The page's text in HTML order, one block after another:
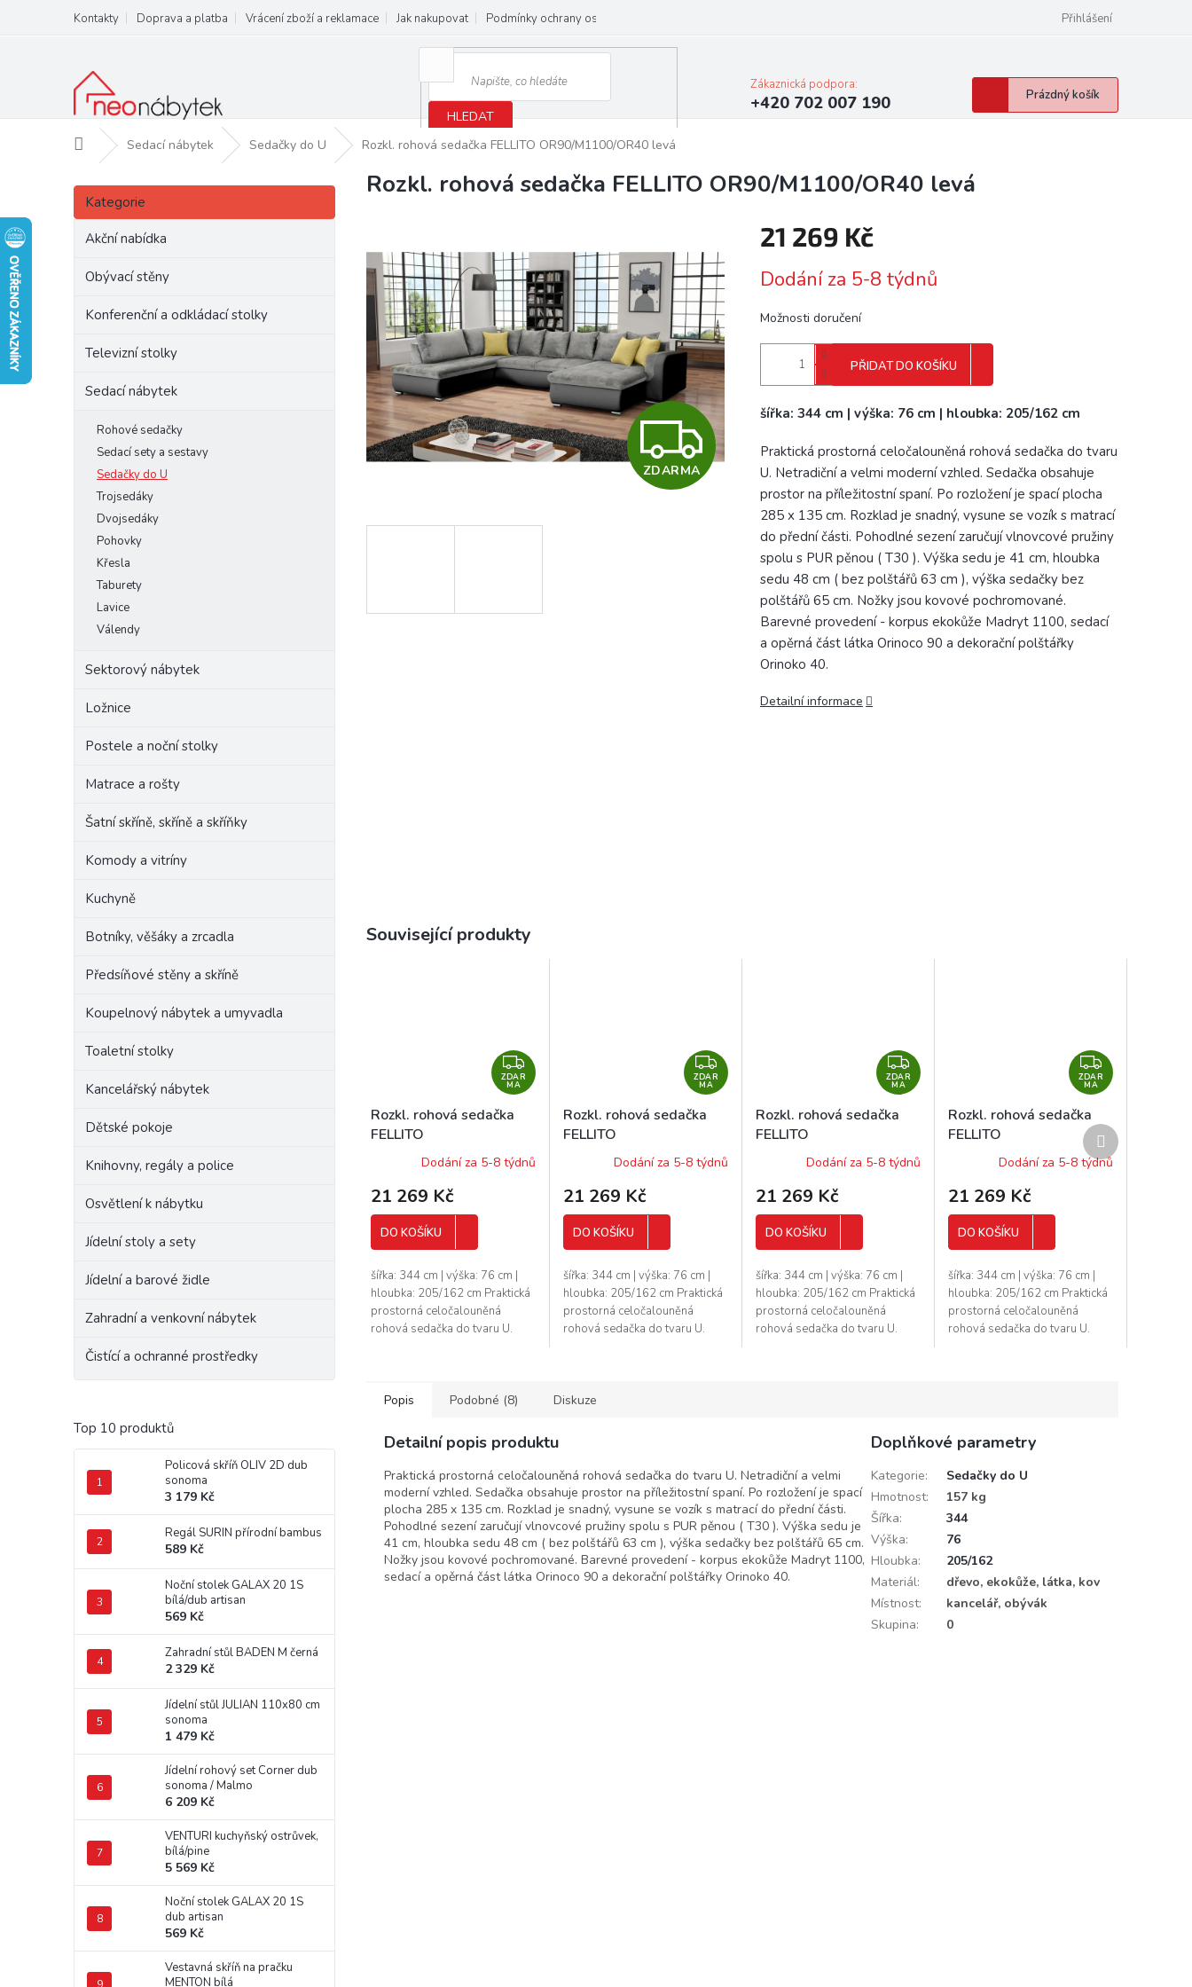
obsah
Kontakty Doprava a platba Vrácení zboží a reklamace Jak nakupovat Podmínky ochrany osobních údajů Přihlášení
HLEDAT
Zákaznická podpora:
+420 702 007 190
Nákupní
košík
Prázdný košík
Domů Sedací nábytek Sedačky do U Rozkl. rohová sedačka FELLITO OR90/M1100/OR40 levá
P
s
Přeskočit
kategorie
Kategorie
Akční nabídka
Obývací stěny
Konferenční a odkládací stolky
Televizní stolky
Sedací nábytek
Rohové sedačky
Sedací sety a sestavy
Sedačky do U
Trojsedáky
Dvojsedáky
Pohovky
Křesla
Taburety
Lavice
Válendy
Sektorový nábytek
Ložnice
Postele a noční stolky
Matrace a rošty
Šatní skříně, skříně a skříňky
Komody a vitríny
Kuchyně
Botníky, věšáky a zrcadla
Předsíňové stěny a skříně
Koupelnový nábytek a umyvadla
Toaletní stolky
Kancelářský nábytek
Dětské pokoje
Knihovny, regály a police
Osvětlení k nábytku
Jídelní stoly a sety
Jídelní a barové židle
Zahradní a venkovní nábytek
Čistící a ochranné prostředky
Top 10 produktů
Policová skříň OLIV 2D dub
sonoma
3 179 Kč
Regál SURIN přírodní bambus
589 Kč
Noční stolek GALAX 20 1S
bílá/dub artisan
569 Kč
Zahradní stůl BADEN M černá
2 329 Kč
Jídelní stůl JULIAN 110x80 cm
sonoma
1 479 Kč
Jídelní rohový set Corner dub
sonoma / Malmo
6 209 Kč
VENTURI kuchyňský ostrůvek,
bílá/pine
5 569 Kč
Noční stolek GALAX 20 1S
dub artisan
569 Kč
Vestavná skříň na pračku
MENTON bílá
Rozkl. rohová sedačka FELLITO OR90/M1100/OR40 levá
Z
ZDARMA
21 269 Kč
cena:
Dodání za 5-8 týdnů
Možnosti doručení
PŘIDAT DO KOŠÍKU
šířka: 344 cm | výška: 76 cm | hloubka: 205/162 cm
Praktická prostorná celočalouněná rohová sedačka do tvaru
U. Netradiční a velmi moderní vzhled. Sedačka obsahuje
prostor na příležitostní spaní. Po rozložení je spací plocha
285 x 135 cm. Rozklad je snadný, vysune se vozík s matrací
do přední části. Pohodlné sezení zaručují vlnovcové pružiny
spolu s PUR pěnou ( T30 ). Výška sedu je 41 cm, hloubka
sedu 48 cm ( bez polštářů 63 cm ), výška sedačky bez
polštářů 65 cm. Nožky jsou kovové pochromované.
Barevné provedení - korpus ekokůže Madryt 1100, sedací
a opěrná část látka Orinoco 90 a dekorační polštářky
Orinoko 40.
Detailní informace
Související produkty
Z
D
A
ZDAR
MA
Rozkl. rohová sedačka
FELLITO
OR96/M1100/OR40
Dodání za 5-8 týdnů
21 269 Kč
DO KOŠÍKU
šířka: 344 cm | výška: 76 cm |
hloubka: 205/162 cm Praktická
prostorná celočalouněná
rohová sedačka do tvaru U.
Z
D
A
ZDAR
MA
Rozkl. rohová sedačka
FELLITO
OR96/M1100/OR40 levá
Dodání za 5-8 týdnů
21 269 Kč
DO KOŠÍKU
šířka: 344 cm | výška: 76 cm |
hloubka: 205/162 cm Praktická
prostorná celočalouněná
rohová sedačka do tvaru U.
Z
D
A
ZDAR
MA
Rozkl. rohová sedačka
FELLITO
OR96/M1100/OR64
Dodání za 5-8 týdnů
21 269 Kč
DO KOŠÍKU
šířka: 344 cm | výška: 76 cm |
hloubka: 205/162 cm Praktická
prostorná celočalouněná
rohová sedačka do tvaru U.
Z
D
R
M
A
ZDAR
MA
Rozkl. rohová sedačka
FELLITO
OR96/M1100/OR64 levá
Dodání za 5-8 týdnů
21 269 Kč
DO KOŠÍKU
šířka: 344 cm | výška: 76 cm |
hloubka: 205/162 cm Praktická
prostorná celočalouněná
rohová sedačka do tvaru U.
Další
produkt
Popis Podobné (8) Diskuze
Detailní popis produktu
Praktická prostorná celočalouněná rohová sedačka do tvaru U. Netradiční a velmi
moderní vzhled. Sedačka obsahuje prostor na příležitostní spaní. Po rozložení je spací
plocha 285 x 135 cm. Rozklad je snadný, vysune se vozík s matrací do přední části.
Pohodlné sezení zaručují vlnovcové pružiny spolu s PUR pěnou ( T30 ). Výška sedu je
41 cm, hloubka sedu 48 cm ( bez polštářů 63 cm ), výška sedačky bez polštářů 65 cm.
Nožky jsou kovové pochromované. Barevné provedení - korpus ekokůže Madryt 1100,
sedací a opěrná část látka Orinoco 90 a dekorační polštářky Orinoko 40.
Doplňkové parametry
Kategorie:
Sedačky do U
Hmotnost:
157 kg
Šířka:
344
Výška:
76
Hloubka:
205/162
Materiál:
dřevo, ekokůže, látka, kov
Místnost:
kancelář, obývák
Skupina: 0